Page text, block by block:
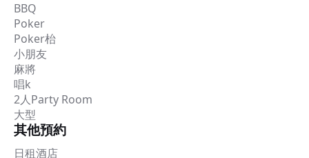
BBQ
Poker
Poker枱
小朋友
麻將
唱k
2人Party Room
大型
其他預約
日租酒店